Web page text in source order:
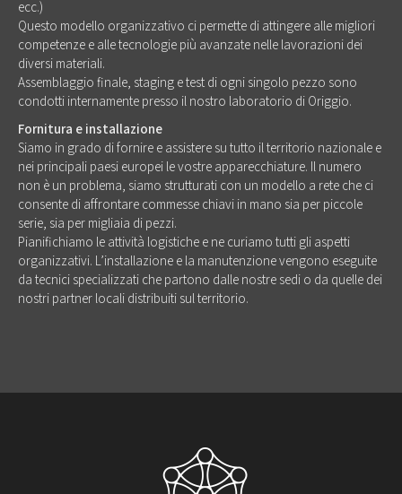
ecc.)
Questo modello organizzativo ci permette di attingere alle migliori
competenze e alle tecnologie più avanzate nelle lavorazioni dei
diversi materiali.
Assemblaggio finale, staging e test di ogni singolo pezzo sono
condotti internamente presso il nostro laboratorio di Origgio.
Fornitura e installazione
Siamo in grado di fornire e assistere su tutto il territorio nazionale e
nei principali paesi europei le vostre apparecchiature. Il numero
non è un problema, siamo strutturati con un modello a rete che ci
consente di affrontare commesse chiavi in mano sia per piccole
serie, sia per migliaia di pezzi.
Pianifichiamo le attività logistiche e ne curiamo tutti gli aspetti
organizzativi. L’installazione e la manutenzione vengono eseguite
da tecnici specializzati che partono dalle nostre sedi o da quelle dei
nostri partner locali distribuiti sul territorio.